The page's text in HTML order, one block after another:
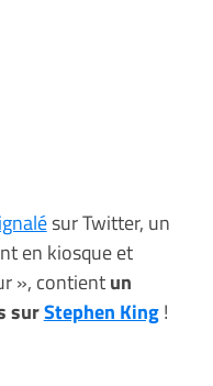
sur Twitter, un
en kiosque et
», contientun
surStephen King!